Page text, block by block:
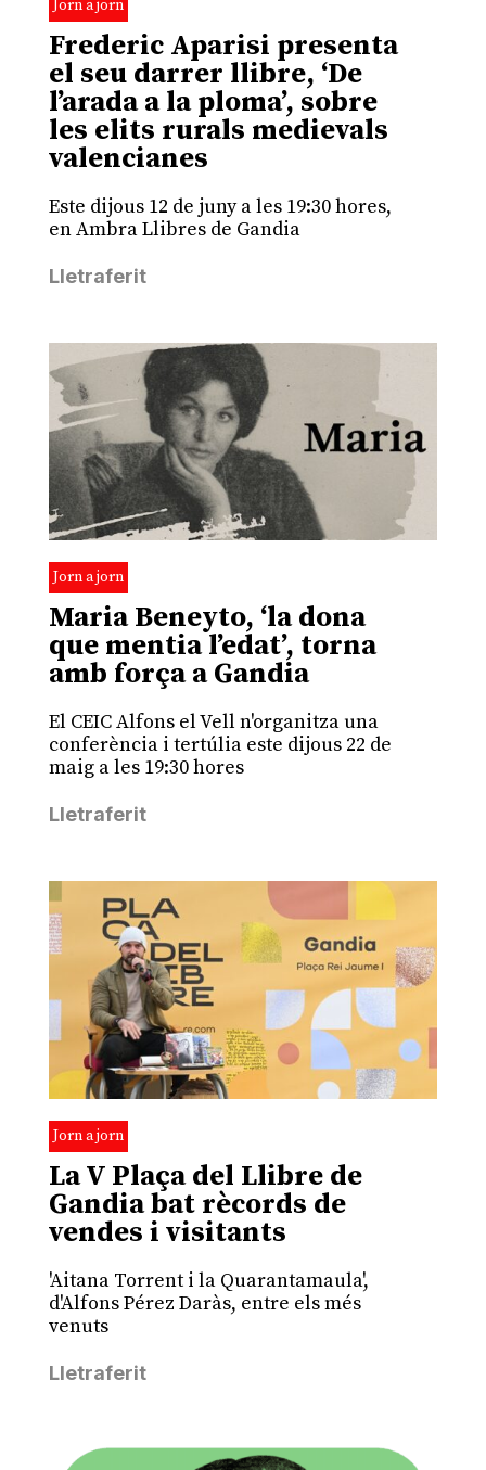
Jorn a jorn
Frederic Aparisi presenta
el seu darrer llibre, ‘De
l’arada a la ploma’, sobre
les elits rurals medievals
valencianes
Este dijous 12 de juny a les 19:30 hores,
en Ambra Llibres de Gandia
Lletraferit
Jorn a jorn
Maria Beneyto, ‘la dona
que mentia l’edat’, torna
amb força a Gandia
El CEIC Alfons el Vell n'organitza una
conferència i tertúlia este dijous 22 de
maig a les 19:30 hores
Lletraferit
Jorn a jorn
La V Plaça del Llibre de
Gandia bat rècords de
vendes i visitants
'Aitana Torrent i la Quarantamaula',
d'Alfons Pérez Daràs, entre els més
venuts
Lletraferit